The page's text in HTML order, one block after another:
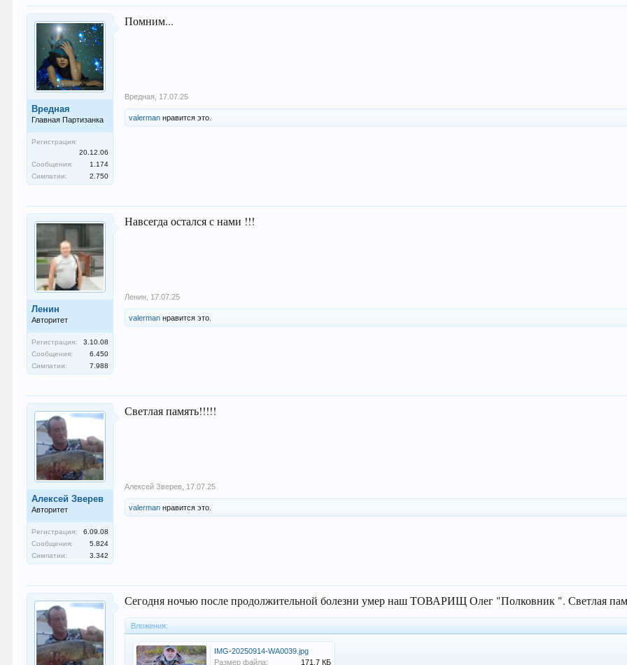
Вредная
Главная Партизанка
Регистрация:
20.12.06
Сообщения:
1.174
Симпатии:
2.750
Помним...
Вредная 17.07.25
valerman нравится это.
Ленин
Авторитет
Регистрация:
3.10.08
Сообщения:
6.450
Симпатии:
7.988
Навсегда остался с нами !!!
Ленин 17.07.25
valerman нравится это.
Алексей Зверев
Авторитет
Регистрация:
6.09.08
Сообщения:
5.824
Симпатии:
3.342
Светлая память!!!!!
Алексей Зверев 17.07.25
valerman нравится это.
Сегодня ночью после продолжительной болезни умер наш ТОВАРИЩ Олег "Полковник ". Светлая
Вложения:
IMG-20250914-WA0039.jpg
Размер файла:
171,7 КБ